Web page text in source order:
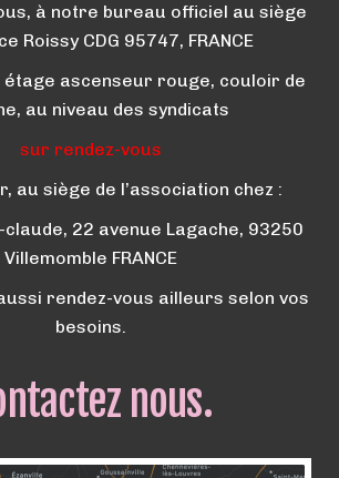
à notre bureau officiel au siège
Roissy CDG 95747, FRANCE
étage ascenseur rouge, couloir de
au niveau des syndicats
sur rendez-vous
au siège de l’association chez :
22 avenue Lagache, 93250
Villemomble FRANCE
rendez-vous ailleurs selon vos
besoins.
nous.